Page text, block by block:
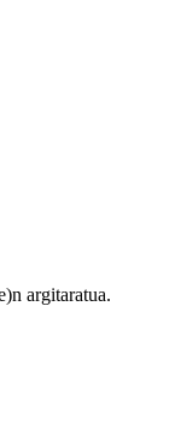
argitaratua.